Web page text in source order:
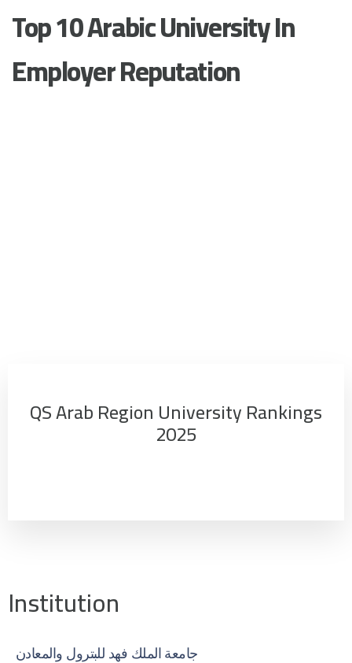
Top 10 Arabic University In
Employer Reputation
QS Arab Region University Rankings
2025
Institution
جامعة الملك فهد للبترول والمعادن